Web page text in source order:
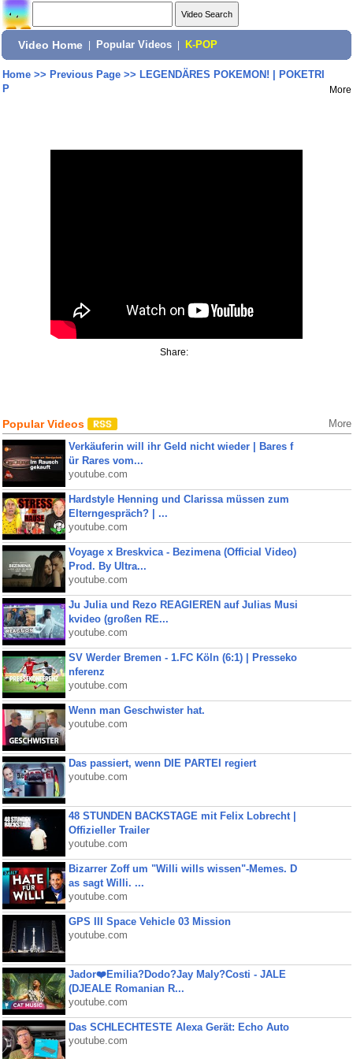
Video Home Popular Videos K-POP
Home>> Previous Page>> LEGENDÄRES POKEMON! | POKETRI
P
More
Share:
Popular Videos More
Verkäuferin will ihr Geld nicht wieder | Bares f
ür Rares vom...
youtube.com
Hardstyle Henning und Clarissa müssen zum
Elterngespräch? | ...
youtube.com
Voyage x Breskvica - Bezimena (Official Video)
Prod. By Ultra...
youtube.com
Ju Julia und Rezo REAGIEREN auf Julias Musi
kvideo (großen RE...
youtube.com
SV Werder Bremen - 1.FC Köln (6:1) | Presseko
nferenz
youtube.com
Wenn man Geschwister hat.
youtube.com
Das passiert, wenn DIE PARTEI regiert
youtube.com
48 STUNDEN BACKSTAGE mit Felix Lobrecht |
Offizieller Trailer
youtube.com
Bizarrer Zoff um "Willi wills wissen"-Memes. D
as sagt Willi. ...
youtube.com
GPS III Space Vehicle 03 Mission
youtube.com
Jador❤️Emilia?Dodo?Jay Maly?Costi - JALE
(DJEALE Romanian R...
youtube.com
Das SCHLECHTESTE Alexa Gerät: Echo Auto
youtube.com